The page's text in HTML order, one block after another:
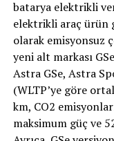
batarya elektrikli
elektrikli araç ürün
olarak emisyonsuz
yeni alt markası
Astra GSe, Astra
(WLTP’ye göre
km, CO2
maksimum güç ve